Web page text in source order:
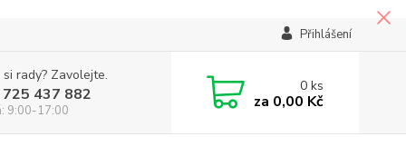
Přihlášení
rady? Zavolejte.
437 882
9:00-17:00
0ks
za 0,00 Kč